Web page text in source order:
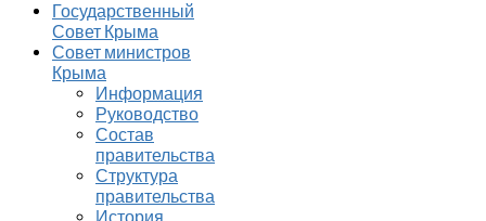
Государственный
Совет Крыма
Совет министров
Крыма
Информация
Руководство
Состав
правительства
Структура
правительства
История